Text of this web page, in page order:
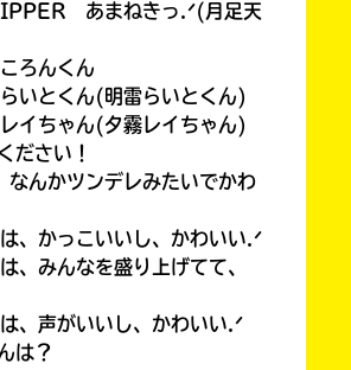
あまねきっ.ᐟ(月足天
んくん
とくん(明雷らいとくん)
ちゃん(夕霧レイちゃん)
ださい！
なんかツンデレみたいでかわ
かっこいいし、かわいい.ᐟ
みんなを盛り上げてて、
声がいいし、かわいい.ᐟ
は？